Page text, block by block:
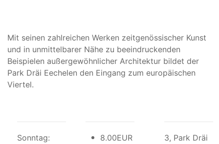
Mit seinen zahlreichen Werken zeitgenössischer Kunst
und in unmittelbarer Nähe zu beeindruckenden
Beispielen außergewöhnlicher Architektur bildet der
Park Dräi Eechelen den Eingang zum europäischen
Viertel.
Sonntag:
8.00EUR
3, Park Dräi